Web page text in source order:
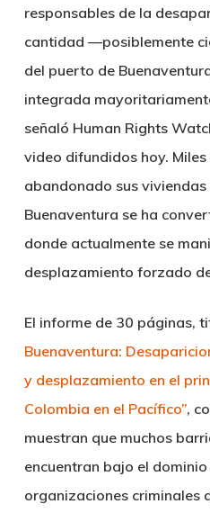
responsables de la
cantidad —posiblemente
del puerto de
integrada
señaló Human Rights
video difundidos hoy.
abandonado sus
Buenaventura se ha
donde actualmente se
desplazamiento forzado
El informe de 30 páginas,
Buenaventura:
y desplazamiento en el
Colombia en el Pacífico”,
muestran que muchos
encuentran bajo el
organizaciones criminales